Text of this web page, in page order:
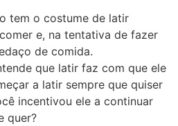
tem o costume de latir
e, na tentativa de fazer
de comida.
que latir faz com que ele
a latir sempre que quiser
incentivou ele a continuar
quer?